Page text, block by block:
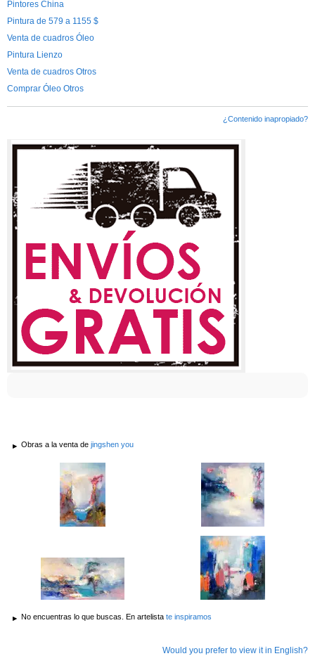
Pintores China
Pintura de 579 a 1155 $
Venta de cuadros Óleo
Pintura Lienzo
Venta de cuadros Otros
Comprar Óleo Otros
¿Contenido inapropiado?
Obras a la venta de jingshen you
No encuentras lo que buscas. En artelista te inspiramos
Would you prefer to view it in English?